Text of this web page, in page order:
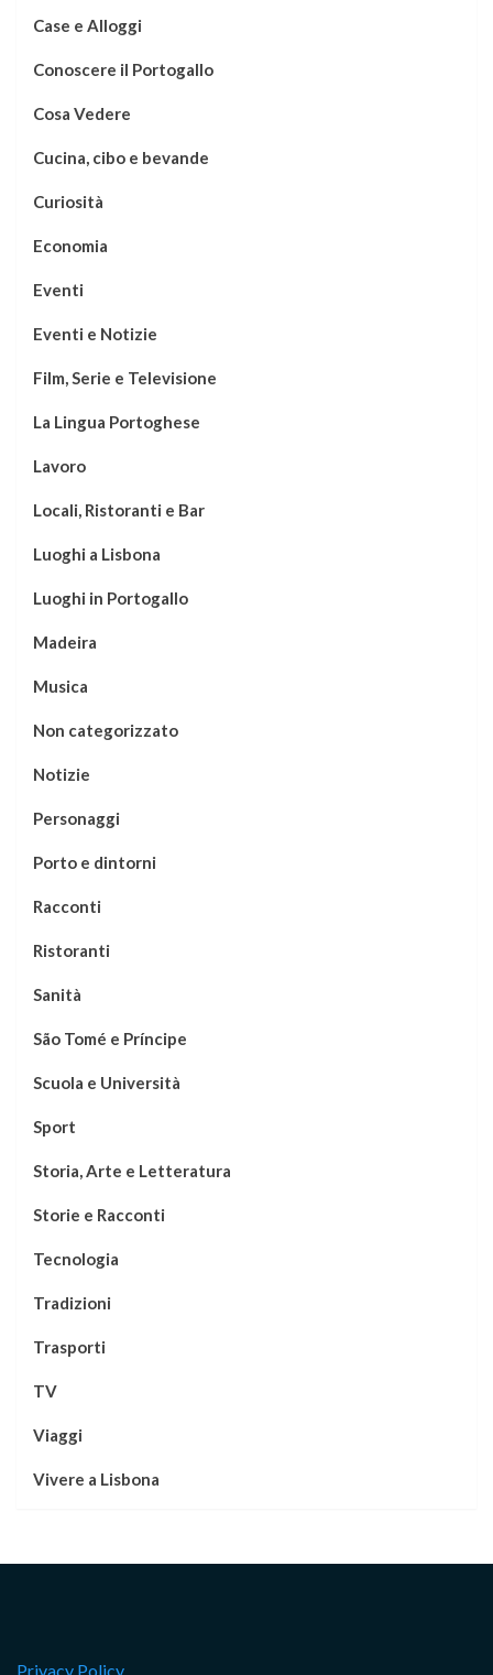
Case e Alloggi
Conoscere il Portogallo
Cosa Vedere
Cucina, cibo e bevande
Curiosità
Economia
Eventi
Eventi e Notizie
Film, Serie e Televisione
La Lingua Portoghese
Lavoro
Locali, Ristoranti e Bar
Luoghi a Lisbona
Luoghi in Portogallo
Madeira
Musica
Non categorizzato
Notizie
Personaggi
Porto e dintorni
Racconti
Ristoranti
Sanità
São Tomé e Príncipe
Scuola e Università
Sport
Storia, Arte e Letteratura
Storie e Racconti
Tecnologia
Tradizioni
Trasporti
TV
Viaggi
Vivere a Lisbona
Privacy Policy